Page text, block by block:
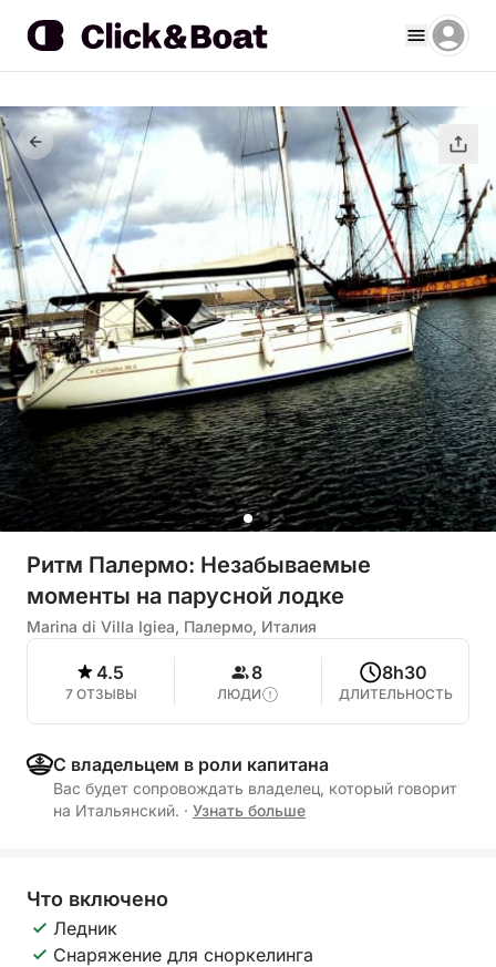
Ритм Палермо: Незабываемые
моменты на парусной лодке
Marina di Villa Igiea, Палермо, Италия
4.5
7 ОТЗЫВЫ
8
ЛЮДИ
8h30
ДЛИТЕЛЬНОСТЬ
С владельцем в роли капитана
Вас будет сопровождать владелец, который говорит
на Итальянский. · Узнать больше
Что включено
Ледник
Снаряжение для сноркелинга